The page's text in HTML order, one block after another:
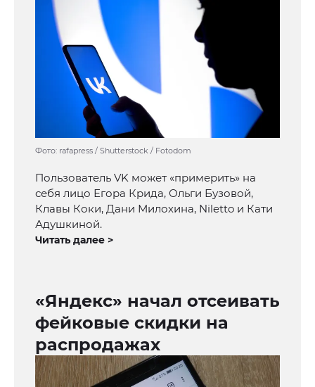
Фото: rafapress / Shutterstock / Fotodom
Пользователь VK может «примерить» на
себя лицо Егора Крида, Ольги Бузовой,
Клавы Коки, Дани Милохина, Niletto и Кати
Адушкиной.
Читать далее >
«Яндекс» начал отсеивать
фейковые скидки на
распродажах